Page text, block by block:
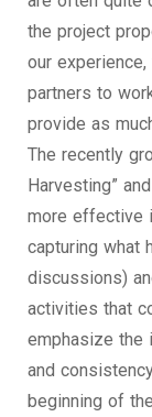
the project
our
partners to
provide as
The recently
Harvesting”
more effective
capturing what
discussions)
activities that
emphasize the
and
beginning of